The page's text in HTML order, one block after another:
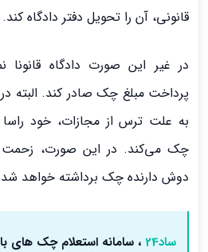
قانونی، آن را تحویل دفتر دادگاه کند.
در غیر این صورت دادگاه قانونا
پرداخت مبلغ چک صادر کند. البته در
به علت ترس از مجازات، خود
چک می‌کند. در این صورت، زحمت
دوش دارنده چک برداشته خواهد
ساد24 ، سامانه استعلام چک های